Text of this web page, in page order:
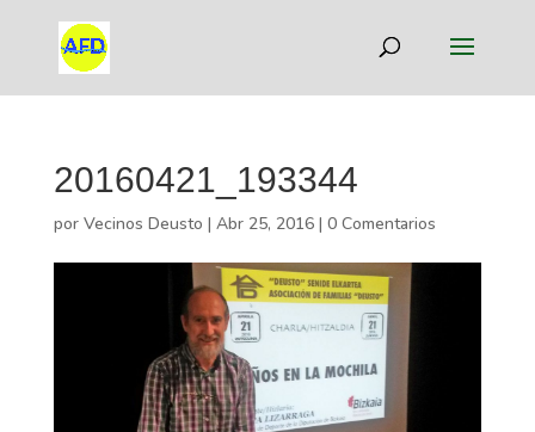
20160421_193344
por Vecinos Deusto | Abr 25, 2016| 0 Comentarios